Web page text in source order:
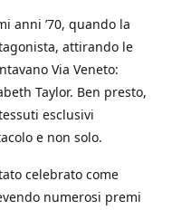
anni ’70, quando la
attirando le
Via Veneto:
Taylor. Ben presto,
esclusivi
e non solo.
celebrato come
numerosi premi